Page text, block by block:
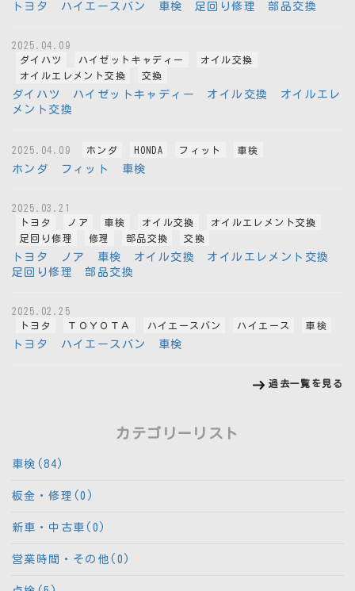
トヨタ ハイエースバン 車検 足回り修理 部品交換
2025.04.09
ダイハツ
ハイゼットキャディー
オイル交換
オイルエレメント交換
交換
ダイハツ ハイゼットキャディー オイル交換 オイルエレ
メント交換
2025.04.09 ホンダ HONDA フィット 車検
ホンダ フィット 車検
2025.03.21
トヨタ
ノア 車検 オイル交換
オイルエレメント交換
足回り修理
修理 部品交換 交換
トヨタ ノア 車検 オイル交換 オイルエレメント交換
足回り修理 部品交換
2025.02.25
トヨタ
ＴＯＹＯＴＡ ハイエースバン ハイエース 車検
トヨタ ハイエースバン 車検
過去一覧を見る
カテゴリーリスト
車検(84)
板金・修理(0)
新車・中古車(0)
営業時間・その他(0)